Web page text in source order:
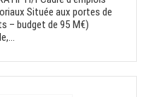
Située aux portes de
– budget de 95 M€)